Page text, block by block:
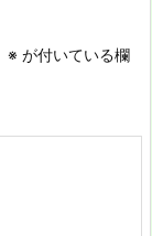
※ が付いている欄